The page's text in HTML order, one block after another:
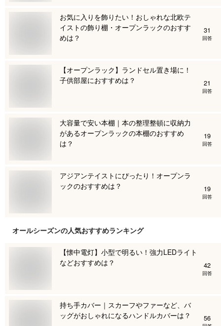
お気に入りを飾りたい！おしゃれな北欧テ
イストの飾り棚・オープンラックのおすす
めは？
31
回答
【オープンラック】ランドセル置き場に！
子供部屋におすすめは？
21
回答
大容量で安い本棚｜本の整理整頓に収納力
があるオープンラックの本棚のおすすめ
は？
19
回答
アジアンテイストにぴったり！オープンラ
ックのおすすめは？
19
回答
オールシーズンの人気おすすめランキング
【懐中電灯】小型で明るい！強力LEDライト
などおすすめは？
42
回答
持ち手カバー｜スカーフやファーなど、バ
ッグがおしゃれになるハンドルカバーは？
56